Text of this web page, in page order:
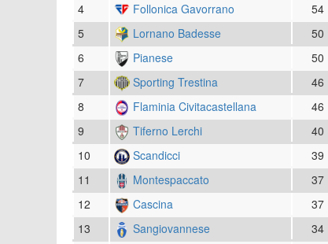
4
Follonica Gavorrano 54
5
Lornano Badesse 50
6
Pianese 50
7
Sporting Trestina 46
8
Flaminia Civitacastellana 46
9
Tiferno Lerchi 40
10
Scandicci 39
11
Montespaccato 37
12
Cascina 37
13
Sangiovannese 34